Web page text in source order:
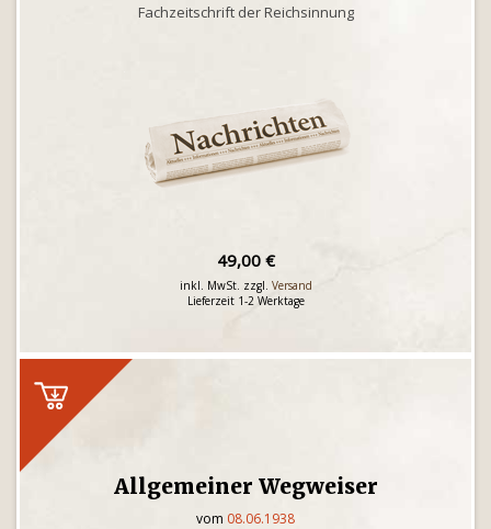
Fachzeitschrift der Reichsinnung
49,00 €
inkl. MwSt. zzgl. Versand
Lieferzeit 1-2 Werktage
Allgemeiner Wegweiser
vom 08.06.1938